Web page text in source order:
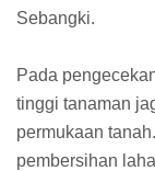
Sebangki.
Pada
tinggi tanaman
permukaan
pembersihan